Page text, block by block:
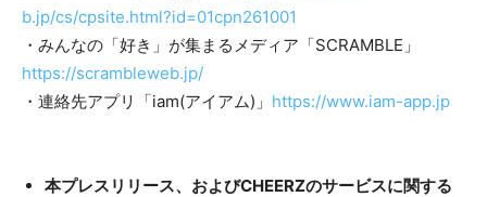
b.jp/cs/cpsite.html?id=01cpn261001
・みんなの「好き」が集まるメディア「SCRAMBLE」
https://scrambleweb.jp/
・連絡先アプリ「iam(アイアム)」 https://www.iam-app.jp
本プレスリリース、およびCHEERZのサービスに関する